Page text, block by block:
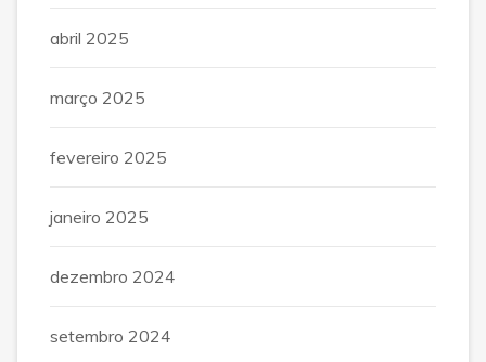
abril 2025
março 2025
fevereiro 2025
janeiro 2025
dezembro 2024
setembro 2024